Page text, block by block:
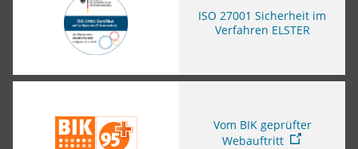
ISO 27001 Sicherheit im
Verfahren ELSTER
Vom BIK geprüfter
Webauftritt